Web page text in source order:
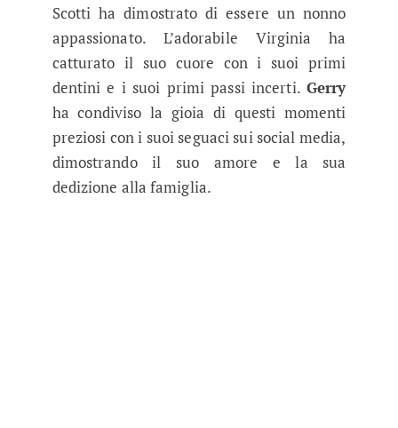
Scotti ha dimostrato di essere un nonno
appassionato. L’adorabile Virginia ha
catturato il suo cuore con i suoi primi
dentini e i suoi primi passi incerti. Gerry
ha condiviso la gioia di questi momenti
preziosi con i suoi seguaci sui social media,
dimostrando il suo amore e la sua
dedizione alla famiglia.